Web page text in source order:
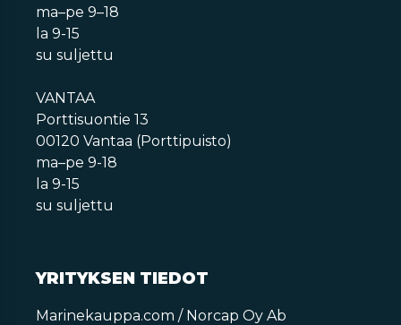
ma–pe 9–18
la 9-15
su suljettu
VANTAA
Porttisuontie 13
00120 Vantaa (Porttipuisto)
ma–pe 9-18
la 9-15
su suljettu
YRITYKSEN TIEDOT
Marinekauppa.com / Norcap Oy Ab